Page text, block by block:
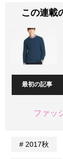
この連載
最初の記事
ファッ
2017秋